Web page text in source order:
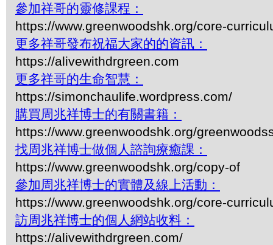
參加祥哥的靈修課程：
https://www.greenwoodshk.org/core-
更多祥哥發布祝福大家的的資訊：
https://alivewithdrgreen.com
更多祥哥的生命智慧：
https://simonchaulife.wordpress.com/
購買周兆祥博士的有關書籍：
https://www.greenwoodshk.org/
找周兆祥博士做個人諮詢療癒課：
https://www.greenwoodshk.org/copy-of
參加周兆祥博士的實體及線上活動：
https://www.greenwoodshk.org/core-
訪周兆祥博士的個人網站收料：
https://alivewithdrgreen.com/